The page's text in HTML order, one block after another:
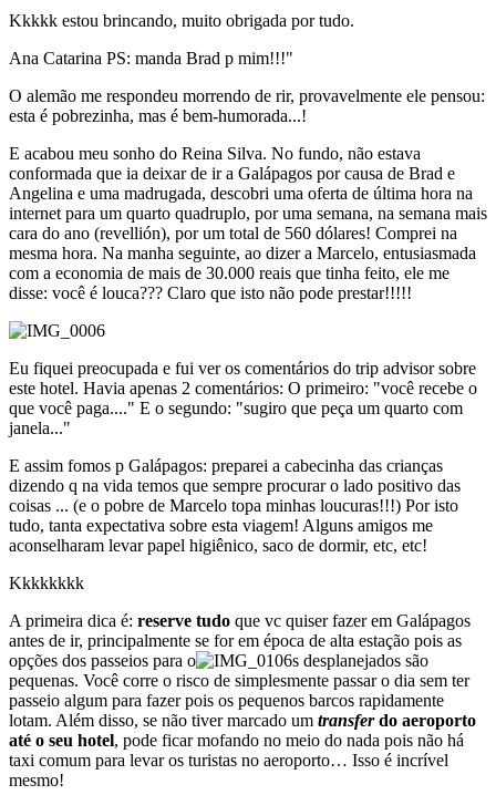
Kkkkk estou brincando, muito obrigada por tudo.
Ana Catarina PS: manda Brad p mim!!!"
O alemão me respondeu morrendo de rir, provavelmente ele pensou:
esta é pobrezinha, mas é bem-humorada...!
E acabou meu sonho do Reina Silva. No fundo, não estava
conformada que ia deixar de ir a Galápagos por causa de Brad e
Angelina e uma madrugada, descobri uma oferta de última hora na
internet para um quarto quadruplo, por uma semana, na semana mais
cara do ano (revellión), por um total de 560 dólares! Comprei na
mesma hora. Na manha seguinte, ao dizer a Marcelo, entusiasmada
com a economia de mais de 30.000 reais que tinha feito, ele me
disse: você é louca??? Claro que isto não pode prestar!!!!!
Eu fiquei preocupada e fui ver os comentários do trip advisor sobre
este hotel. Havia apenas 2 comentários: O primeiro: "você recebe o
que você paga...." E o segundo: "sugiro que peça um quarto com
janela..."
E assim fomos p Galápagos: preparei a cabecinha das crianças
dizendo q na vida temos que sempre procurar o lado positivo das
coisas ... (e o pobre de Marcelo topa minhas loucuras!!!) Por isto
tudo, tanta expectativa sobre esta viagem! Alguns amigos me
aconselharam levar papel higiênico, saco de dormir, etc, etc!
Kkkkkkkk
A primeira dica é: reserve tudo que vc quiser fazer em Galápagos
antes de ir, principalmente se for em época de alta estação pois as
opções dos passeios para o
s desplanejados são
pequenas. Você corre o risco de simplesmente passar o dia sem ter
passeio algum para fazer pois os pequenos barcos rapidamente
lotam. Além disso, se não tiver marcado um transferdo aeroporto
até o seu hotel, pode ficar mofando no meio do nada pois não há
taxi comum para levar os turistas no aeroporto… Isso é incrível
mesmo!